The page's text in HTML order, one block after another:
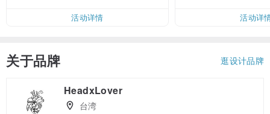
活动详情
活动详
关于品牌 逛设计品牌
HeadxLover
台湾